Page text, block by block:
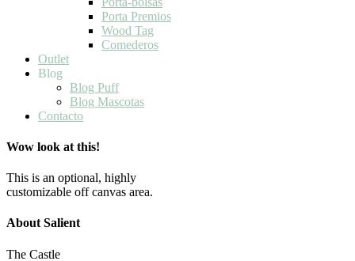
Porta Premios
Wood Tag
Comederos
Outlet
Blog
Blog Puff
Blog Mascotas
Contacto
Wow look at this!
This is an optional, highly
customizable off canvas area.
About Salient
The Castle